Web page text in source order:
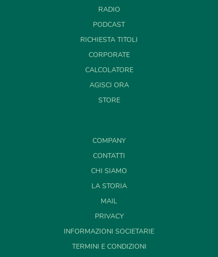
RADIO
PODCAST
RICHIESTA TITOLI
CORPORATE
CALCOLATORE
AGISCI ORA
STORE
COMPANY
CONTATTI
CHI SIAMO
LA STORIA
MAIL
PRIVACY
INFORMAZIONI SOCIETARIE
TERMINI E CONDIZIONI